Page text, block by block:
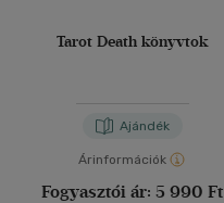
Tarot Death könyvtok
Ajándék
Árinformációk
Fogyasztói ár: 5 990 Ft